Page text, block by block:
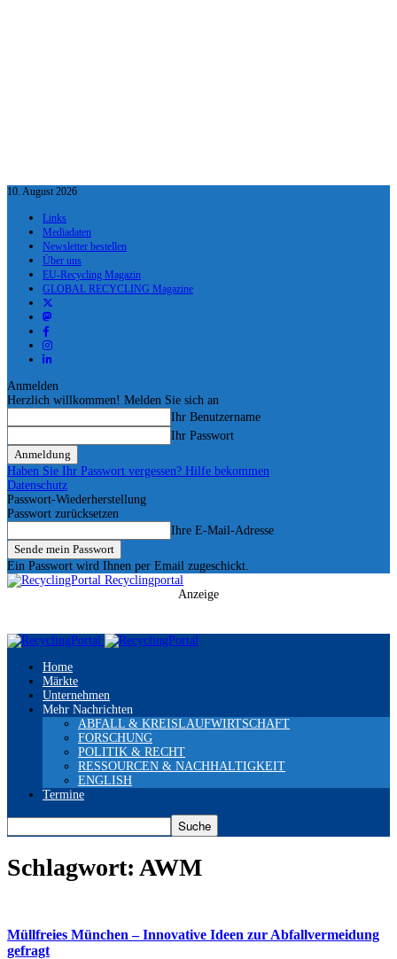
10. August 2026
Links
Mediadaten
Newsletter bestellen
Über uns
EU-Recycling Magazin
GLOBAL RECYCLING Magazine
Anmelden
Herzlich willkommen! Melden Sie sich an
Ihr Benutzername
Ihr Passwort
Haben Sie Ihr Passwort vergessen? Hilfe bekommen
Datenschutz
Passwort-Wiederherstellung
Passwort zurücksetzen
Ihre E-Mail-Adresse
Ein Passwort wird Ihnen per Email zugeschickt.
Recyclingportal
Anzeige
Home
Märkte
Unternehmen
Mehr Nachrichten
ABFALL & KREISLAUFWIRTSCHAFT
FORSCHUNG
POLITIK & RECHT
RESSOURCEN & NACHHALTIGKEIT
ENGLISH
Termine
Schlagwort: AWM
Müllfreies München – Innovative Ideen zur Abfallvermeidung
gefragt